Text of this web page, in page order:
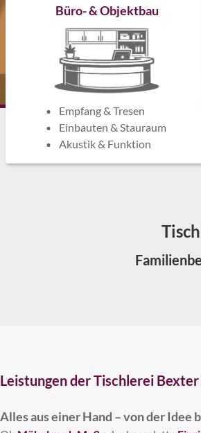
Büro- & Objektbau
Empfang & Tresen
Einbauten & Stauraum
Akustik & Funktion
Leistungen der Tischlerei Bexter
Alles aus einer Hand – von der Idee